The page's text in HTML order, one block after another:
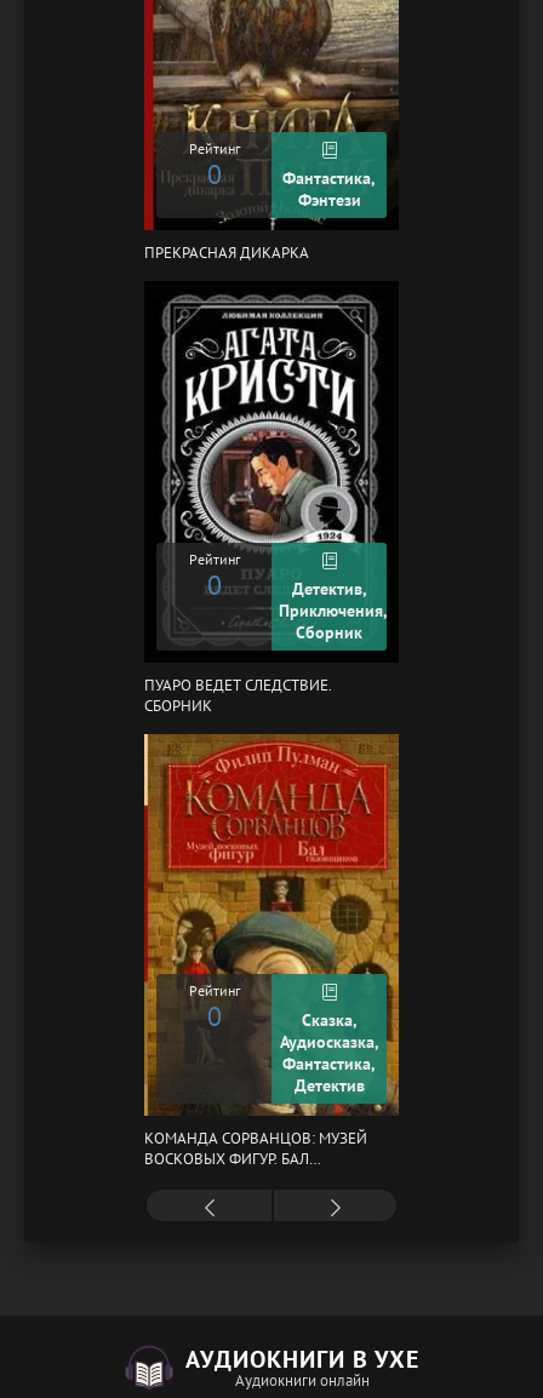
Рейтинг
0
Фантастика,
Фэнтези
ПРЕКРАСНАЯ ДИКАРКА
Рейтинг
0
Детектив,
Приключения,
Сборник
ПУАРО ВЕДЕТ СЛЕДСТВИЕ.
СБОРНИК
Рейтинг
0
Сказка,
Аудиосказка,
Фантастика,
Детектив
КОМАНДА СОРВАНЦОВ: МУЗЕЙ
ВОСКОВЫХ ФИГУР. БАЛ
АУДИОКНИГИ В УХЕ
Аудиокниги онлайн